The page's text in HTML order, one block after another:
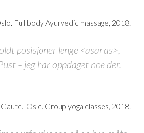
Full body Ayurvedic massage, 2018.
posisjoner lenge <asanas>,
– jeg har oppdaget noe der.
Gaute. Oslo. Group yoga classes, 2018.